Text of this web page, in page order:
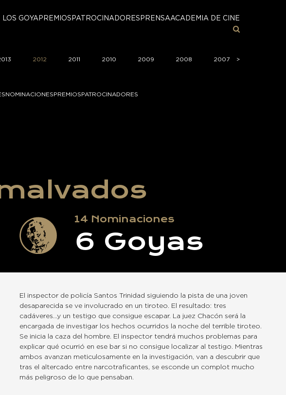
LOS GOYA PREMIOS PATROCINADORES PRENSAACADEMIA DE CINE
2012 2011 2010 2009 2008 2007 >
>
NOMINACIONESPREMIOSPATROCINADORES
14 Nominaciones
6 Goyas
El inspector de policía Santos Trinidad siguiendo la pista de una joven
desaparecida se ve involucrado en un tiroteo. El resultado: tres
cadáveres…y un testigo que consigue escapar. La juez Chacón será la
encargada de investigar los hechos ocurridos la noche del terrible tiroteo.
Se inicia la caza del hombre. El inspector tendrá muchos problemas para
explicar qué ocurrió en ese bar si no consigue localizar al testigo. Mientras
ambos avanzan meticulosamente en la investigación, van a descubrir que
tras el altercado entre narcotraficantes, se esconde un complot mucho
más peligroso de lo que pensaban.